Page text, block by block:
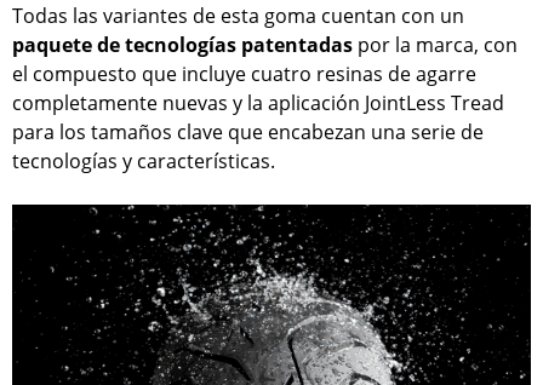
Todas las variantes de esta goma cuentan con un
paquete de tecnologías patentadas por la marca, con
el compuesto que incluye cuatro resinas de agarre
completamente nuevas y la aplicación JointLess Tread
para los tamaños clave que encabezan una serie de
tecnologías y características.